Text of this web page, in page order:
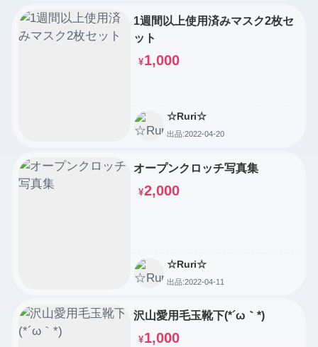
1週間以上使用済みマスク2枚セ
ット
¥1,000
☆Ruri☆
出品:2022-04-20
オープンクロッチ写真集
¥2,000
☆Ruri☆
出品:2022-04-11
沢山愛用毛玉靴下(*´ω｀*)
¥1,000